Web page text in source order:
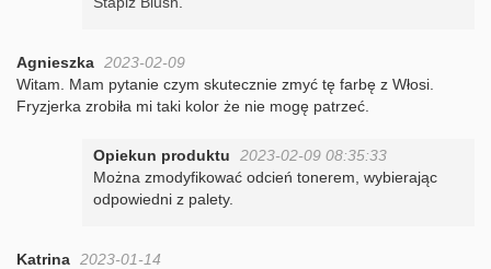
Agnieszka 2023-02-09
Witam. Mam pytanie czym skutecznie zmyć tę farbę z Włosi.
Fryzjerka zrobiła mi taki kolor że nie mogę patrzeć.
Opiekun produktu
2023-02-09 08:35:33
Można zmodyfikować odcień tonerem, wybierając
odpowiedni z palety.
Katrina 2023-01-14